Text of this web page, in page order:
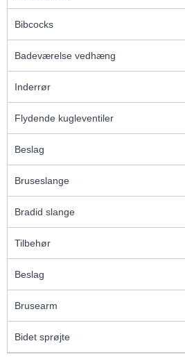
Bibcocks
Badeværelse vedhæng
Inderrør
Flydende kugleventiler
Beslag
Bruseslange
Bradid slange
Tilbehør
Beslag
Brusearm
Bidet sprøjte